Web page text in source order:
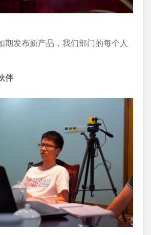
期发布新产品，我们部门的每个人
伴